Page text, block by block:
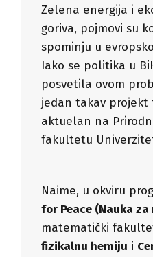
Zelena energija i
goriva, pojmovi su
spominju u
Iako se politika u
posvetila ovom
jedan takav
aktuelan na
fakultetu
Naime, u okviru
for Peace (Nauka za
matematički
fizikalnu hemiju i